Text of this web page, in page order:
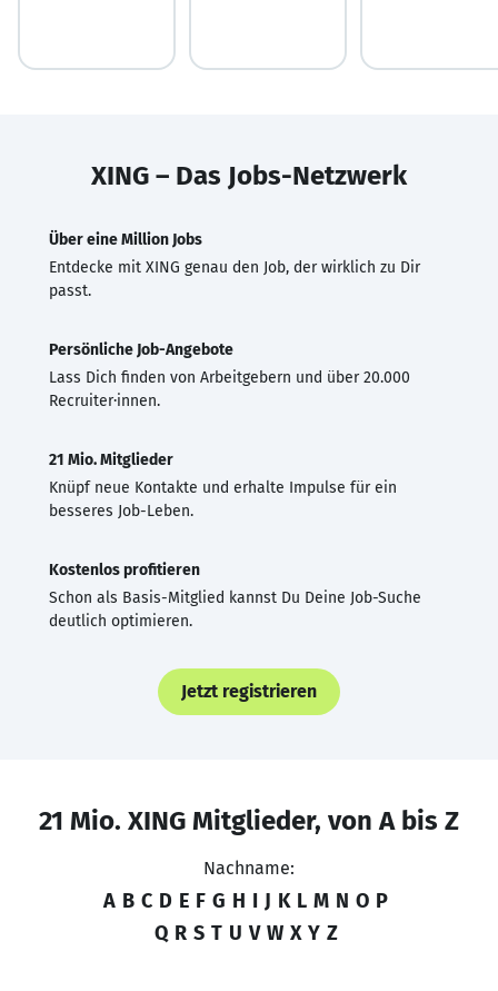
XING – Das Jobs-Netzwerk
Über eine Million Jobs
Entdecke mit XING genau den Job, der wirklich zu Dir
passt.
Persönliche Job-Angebote
Lass Dich finden von Arbeitgebern und über 20.000
Recruiter·innen.
21 Mio. Mitglieder
Knüpf neue Kontakte und erhalte Impulse für ein
besseres Job-Leben.
Kostenlos profitieren
Schon als Basis-Mitglied kannst Du Deine Job-Suche
deutlich optimieren.
Jetzt registrieren
21 Mio. XING Mitglieder, von A bis Z
Nachname:
A B C D E F G H I J K L M N O P
Q R S T U V W X Y Z